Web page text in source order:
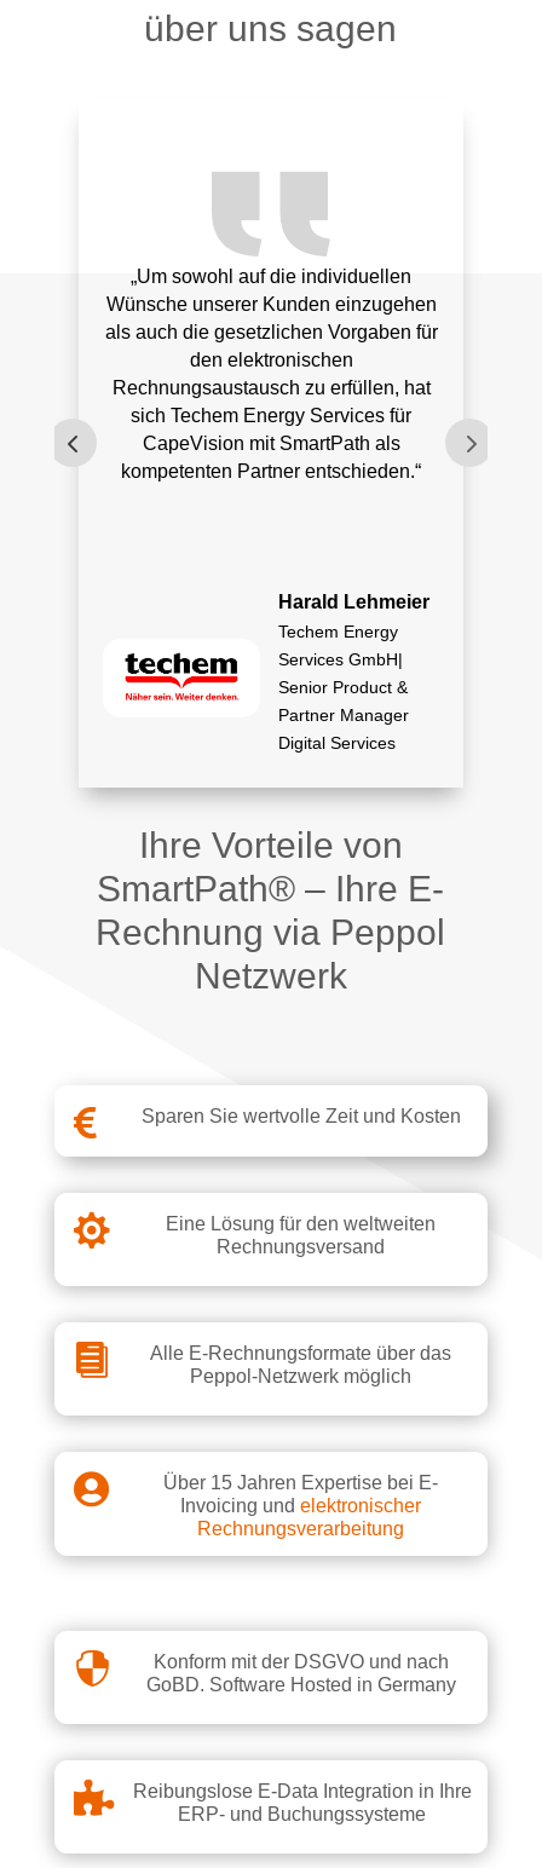
über uns sagen
„Um sowohl auf die individuellen
Wünsche unserer Kunden einzugehen
als auch die gesetzlichen Vorgaben für
den elektronischen
Rechnungsaustausch zu erfüllen, hat
sich Techem Energy Services für
CapeVision mit SmartPath als
kompetenten Partner entschieden.“
Harald Lehmeier
Techem Energy
Services GmbH|
Senior Product &
Partner Manager
Digital Services
Ihre Vorteile von
SmartPath® – Ihre E-
Rechnung via Peppol
Netzwerk
 Sparen Sie wertvolle Zeit und Kosten

Eine Lösung für den weltweiten
Rechnungsversand

Alle E-Rechnungsformate über das
Peppol-Netzwerk möglich

Über 15 Jahren Expertise bei E-
Invoicing undelektronischer
Rechnungsverarbeitung

Konform mit der DSGVO und nach
GoBD. Software Hosted in Germany

Reibungslose E-Data Integration in Ihre
ERP- und Buchungssysteme